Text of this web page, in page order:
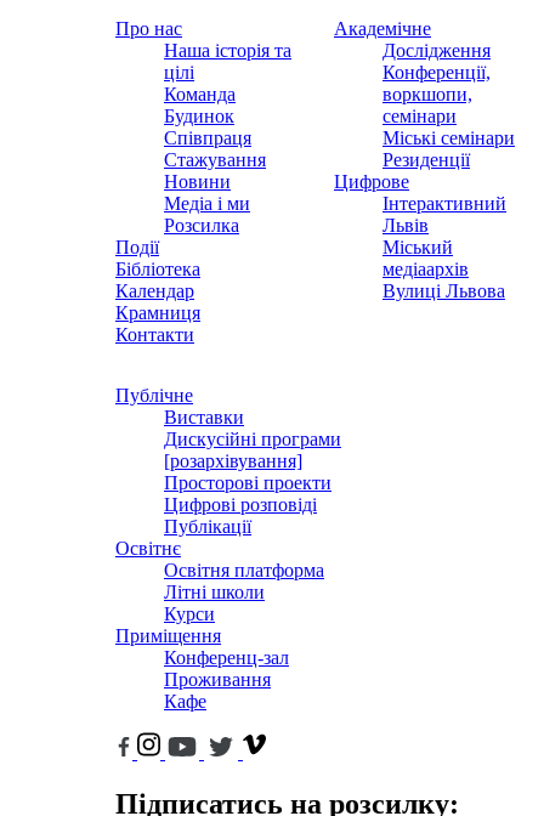
Про нас
Наша історія та
цілі
Команда
Будинок
Співпраця
Стажування
Новини
Медіа і ми
Розсилка
Події
Бібліотека
Календар
Крамниця
Контакти
Академічне
Дослідження
Конференції,
воркшопи,
семінари
Міські семінари
Резиденції
Цифрове
Інтерактивний
Львів
Міський
медіаархів
Вулиці Львова
Публічне
Виставки
Дискусійні програми
[розархівування]
Просторові проекти
Цифрові розповіді
Публікації
Освітнє
Освітня платформа
Літні школи
Курси
Приміщення
Конференц-зал
Проживання
Кафе
Підписатись на розсилку: